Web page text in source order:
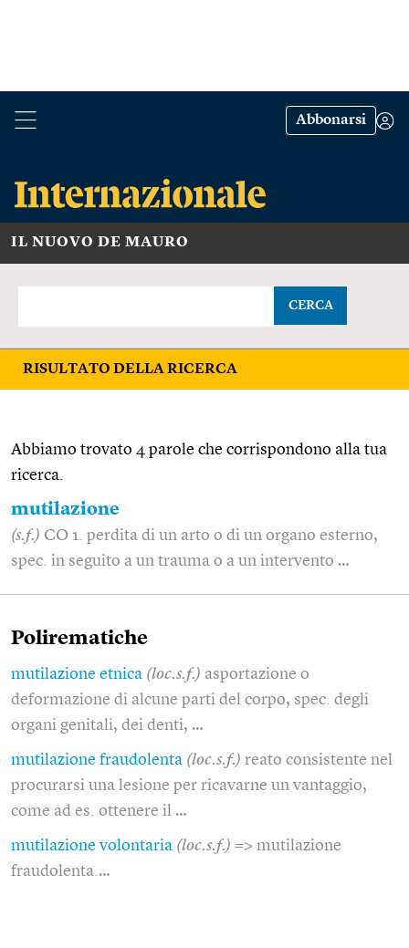
Abbonarsi
IL NUOVO DE MAURO
CERCA
RISULTATO DELLA RICERCA
Abbiamo trovato 4 parole che corrispondono alla tua
ricerca.
mutilazione
(s.f.) CO 1. perdita di un arto o di un organo esterno,
spec. in seguito a un trauma o a un intervento …
Polirematiche
mutilazione etnica (loc.s.f.) asportazione o
deformazione di alcune parti del corpo, spec. degli
organi genitali, dei denti, …
mutilazione fraudolenta (loc.s.f.) reato consistente nel
procurarsi una lesione per ricavarne un vantaggio,
come ad es. ottenere il …
mutilazione volontaria (loc.s.f.) => mutilazione
fraudolenta.…